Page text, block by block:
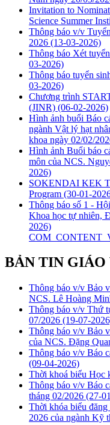
Invitation to
Science Summer
Thông báo v/v
2026 (13-03-2026)
Thông báo Xét
03-2026)
Thông báo tuyển
03-2026)
Chương trình
(JINR) (06-02-2026)
Hình ảnh buổi Báo
ngành Vật lý hạt
khoa ngày 02/02/
Hình ảnh Buổi báo
môn của NCS.
2026)
SOKENDAI KEK
Program (30-01-
Thông báo số 1 -
Khoa học tự nhiên,
2026)
BẢN TIN GIÁO
Thông báo v/v Bảo
NCS. Lê Hoàng
Thông báo v/v Thứ
07/2026 (19-07-
Thông báo v/v Bảo
của NCS. Đặng
Thông báo v/v Báo
(09-04-2026)
Thời khoá biểu Học
Thông báo v/v Báo
tháng 02/2026 (27-
Thời khóa biểu
2026 của ngành Kỹ